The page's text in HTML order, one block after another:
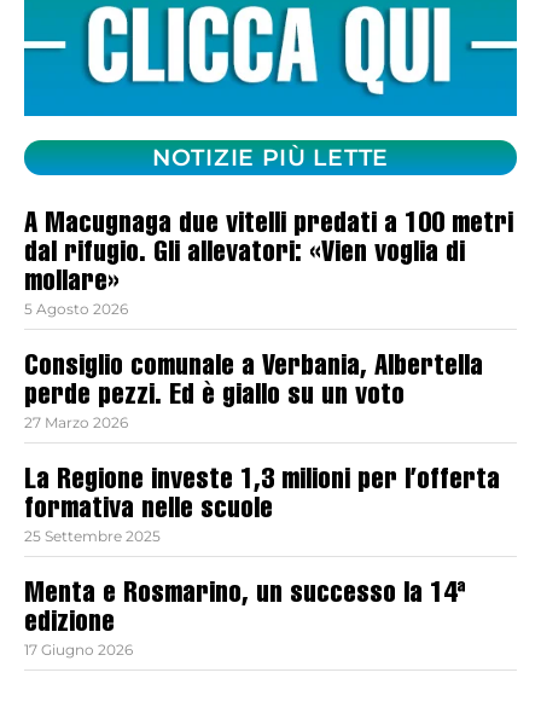
NOTIZIE PIÙ LETTE
A Macugnaga due vitelli predati a 100 metri
dal rifugio. Gli allevatori: «Vien voglia di
mollare»
5 Agosto 2026
Consiglio comunale a Verbania, Albertella
perde pezzi. Ed è giallo su un voto
27 Marzo 2026
La Regione investe 1,3 milioni per l’offerta
formativa nelle scuole
25 Settembre 2025
Menta e Rosmarino, un successo la 14ª
edizione
17 Giugno 2026